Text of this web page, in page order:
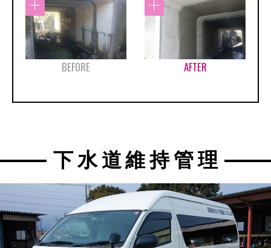
BEFORE AFTER
下水道維持管理